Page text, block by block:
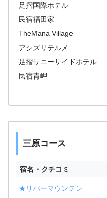
足摺国際ホテル
民宿福田家
TheMana Village
アシズリテルメ
足摺サニーサイドホテル
民宿青岬
三原コース
宿名・クチコミ
★リバーマウンテン